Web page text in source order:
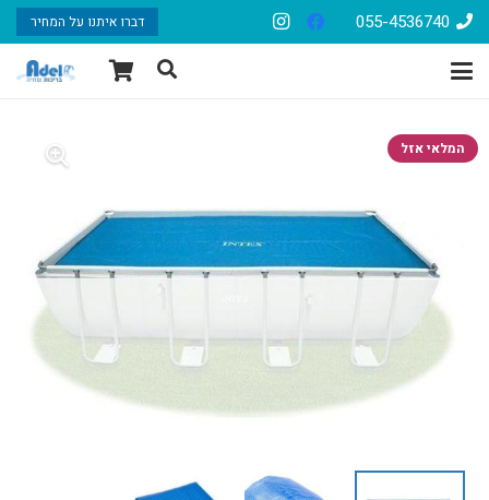
055-4536740 דברו איתנו על המחיר
המלאי אזל